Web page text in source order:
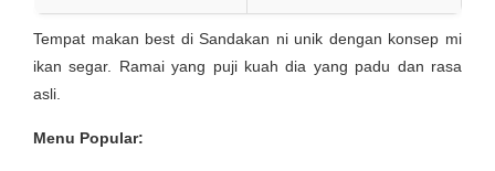
Tempat makan best di Sandakan ni unik dengan konsep mi
ikan segar. Ramai yang puji kuah dia yang padu dan rasa
asli.
Menu Popular: